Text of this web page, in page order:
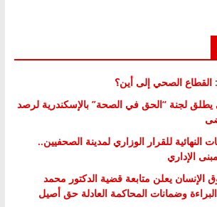
الصحي إلى أين؟
لجنة “الحق في الصحة” بالإسكندرية لرصد
للقرار الوزاري لمدينة الصحفيين..
الإداري
يعلن متابعة قضية الدكتور محمد
وضمانات المحاكمة العادلة حق أصيل